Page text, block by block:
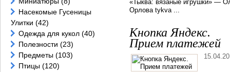
«Тыква: вязаные игрушки» —
Орлова tykva ...
Кнопка Яндекс.
Прием платежей
Насекомые Гусеницы
Улитки (42)
Одежда для кукол (40)
Полезности (23)
Предметы (103)
Птицы (120)